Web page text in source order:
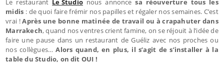
Le restaurant Le Studionous annoncesa réouverture tous les
midis : de quoi faire frémir nos papilles et régaler nos semaines. C’est
vrai !Après une bonne matinée de travail ou à crapahuter dans
Marrakech, quand nos ventres crient famine, on se réjouit à l’idée de
faire une pause dans un restaurant de Guéliz avec nos proches ou
nos collègues…Alors quand, en plus, il s’agit de s’installer à la
table du Studio, on dit OUI !